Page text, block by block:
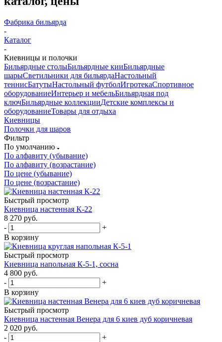
Фабрика бильярда
-
Каталог
-
Киевницы и полочки
Бильярдные столыБильярдные кииБильярдные
шарыСветильники для бильярдаНастольный
теннисБатутыНастольный футболИгротекаСпортивное
оборудованиеИнтерьер и мебельБильярдная под
ключБильярдные коллекцииДетские комплексы и
оборудованиеТовары для отдыха
Киевницы
Полочки для шаров
Фильтр
По умолчанию
По алфавиту (убывание)
По алфавиту (возрастание)
По цене (убывание)
По цене (возрастание)
Быстрый просмотр
Киевница настенная К-22
8 270 руб.
-
+
В корзину
Быстрый просмотр
Киевница напольная К-5-1, сосна
4 800 руб.
-
+
В корзину
Быстрый просмотр
Киевница настенная Венера для 6 киев дуб коричневая
2 020 руб.
-
+